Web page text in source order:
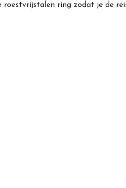
ring zodat je de